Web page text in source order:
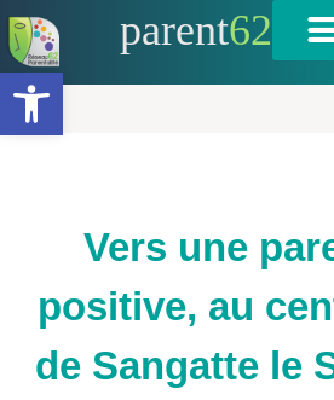
Ouvrir la barre d’outils
parent62
Vers une
positive, au
de Sangatte le